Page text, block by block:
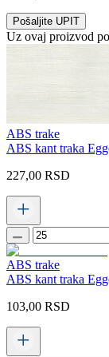
Pošaljite UPIT
Uz ovaj proizvod
ABS trake
ABS kant traka
227,00 RSD
ABS trake
ABS kant traka
103,00 RSD